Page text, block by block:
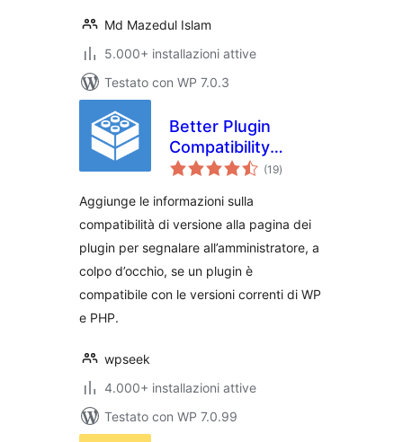
Md Mazedul Islam
5.000+ installazioni attive
Testato con WP 7.0.3
Better Plugin
Compatibility
Control
(19valutazioni
totali
)
Aggiunge le informazioni sulla
compatibilità di versione alla pagina dei
plugin per segnalare all’amministratore, a
colpo d’occhio, se un plugin è
compatibile con le versioni correnti di WP
e PHP.
wpseek
4.000+ installazioni attive
Testato con WP 7.0.99